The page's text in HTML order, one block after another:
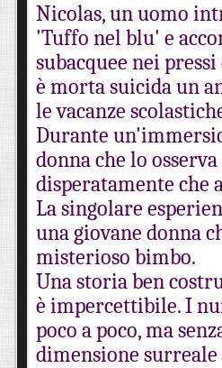
Nicolas, un uomo
'Tuffo nel blu' e
subacquee nei
è morta suicida un
le vacanze
Durante
donna che lo
disperatamente che
La singolare
una giovane donna
misterioso bimbo.
Una storia ben
è impercettibile. I
poco a poco, ma
dimensione